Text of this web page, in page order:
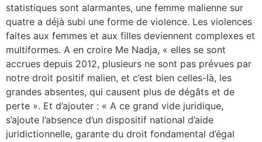
statistiques sont alarmantes, une femme malienne sur
quatre a déjà subi une forme de violence. Les violences
faites aux femmes et aux filles deviennent complexes et
multiformes. A en croire Me Nadja, « elles se sont
accrues depuis 2012, plusieurs ne sont pas prévues par
notre droit positif malien, et c’est bien celles-là, les
grandes absentes, qui causent plus de dégâts et de
perte ». Et d’ajouter : « A ce grand vide juridique,
s’ajoute l’absence d’un dispositif national d’aide
juridictionnelle, garante du droit fondamental d’égal